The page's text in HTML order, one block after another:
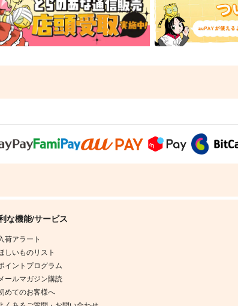
な機能/サービス
入荷アラート
しいものリスト
イントプログラム
メールマガジン購読
めてのお客様へ